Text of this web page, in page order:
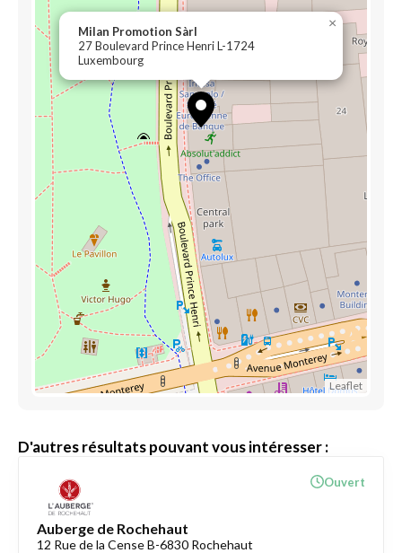
Milan Promotion Sàrl
27 Boulevard Prince Henri L-1724
Luxembourg
×
Leaflet
D'autres résultats pouvant vous intéresser :
Auberge de Rochehaut
12 Rue de la Cense B-6830 Rochehaut
Ouvert